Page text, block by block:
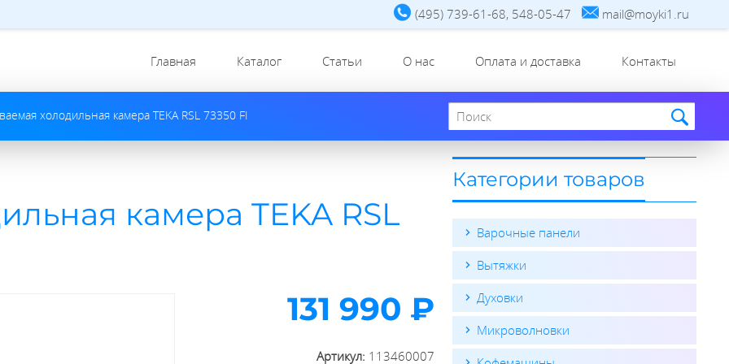
(495) 739-61-68, 548-05-47 mail@moyki1.ru
Главная Каталог Статьи О нас Оплата и доставка Контакты
холодильная камера TEKA RSL 73350 FI
Поиск по сайту
камера TEKA RSL
131 990 ₽
Артикул: 113460007
Категории товаров
Варочные панели
Вытяжки
Духовки
Микроволновки